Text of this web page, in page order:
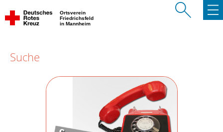
Ortsverein
Friedrichsfeld
in Mannheim
Suche